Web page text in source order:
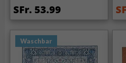
SFr. 53.99
Waschbar